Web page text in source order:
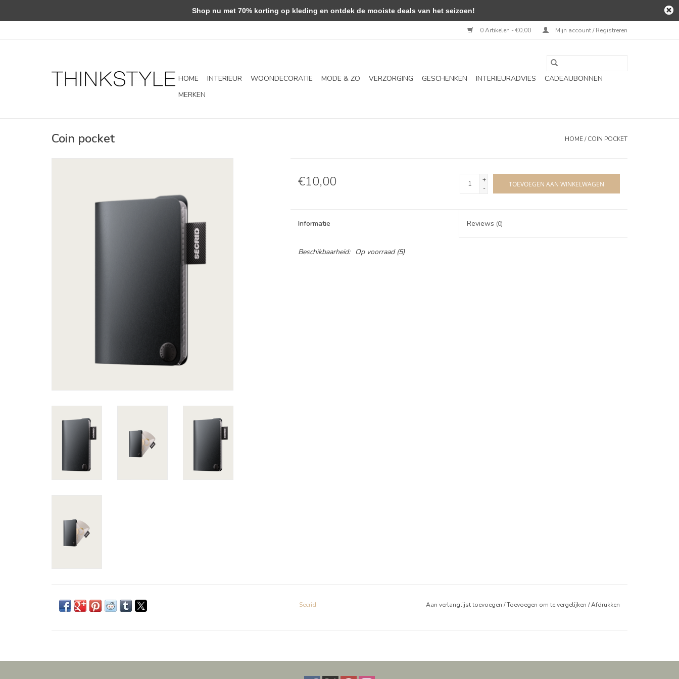
0 Artikelen - €0,00 Mijn account / Registreren
HOME INTERIEUR WOONDECORATIE MODE & ZO VERZORGING GESCHENKEN INTERIEURADVIES
CADEAUBONNEN
MERKEN
Coin pocket HOME/COIN POCKET
€10,00
+
-
TOEVOEGEN AAN WINKELWAGEN
Informatie Reviews (0)
Beschikbaarheid: Op voorraad(5)
Secrid Aan verlanglijst toevoegen /Toevoegen om te vergelijken /Afdrukken
Shop nu met 70% korting op kleding en ontdek de mooiste deals van het seizoen!